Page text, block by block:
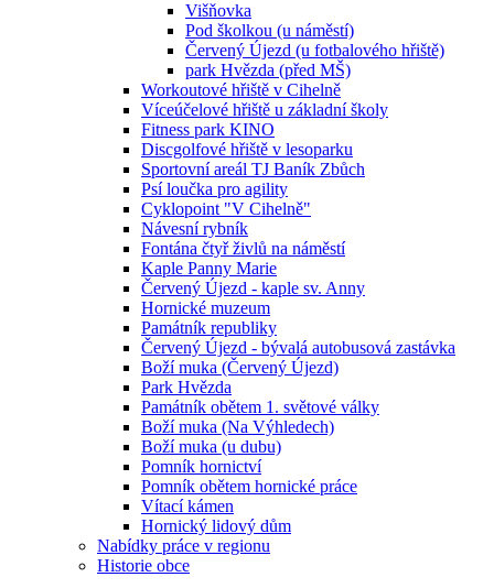
Višňovka
Pod školkou (u náměstí)
Červený Újezd (u fotbalového hřiště)
park Hvězda (před MŠ)
Workoutové hřiště v Cihelně
Víceúčelové hřiště u základní školy
Fitness park KINO
Discgolfové hřiště v lesoparku
Sportovní areál TJ Baník Zbůch
Psí loučka pro agility
Cyklopoint "V Cihelně"
Návesní rybník
Fontána čtyř živlů na náměstí
Kaple Panny Marie
Červený Újezd - kaple sv. Anny
Hornické muzeum
Památník republiky
Červený Újezd - bývalá autobusová zastávka
Boží muka (Červený Újezd)
Park Hvězda
Památník obětem 1. světové války
Boží muka (Na Výhledech)
Boží muka (u dubu)
Pomník hornictví
Pomník obětem hornické práce
Vítací kámen
Hornický lidový dům
Nabídky práce v regionu
Historie obce